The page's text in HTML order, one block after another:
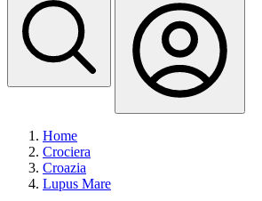
Home
Crociera
Croazia
Lupus Mare